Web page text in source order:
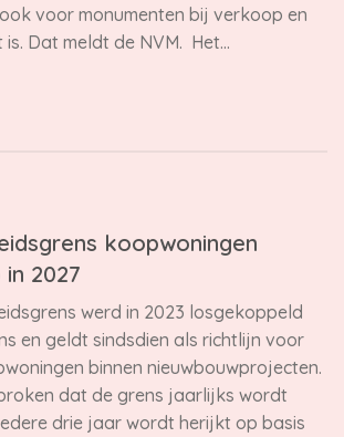
voor monumenten bij verkoop en
Dat meldt de NVM. Het…
koopwoningen
2027
werd in 2023 losgekoppeld
en geldt sindsdien als richtlijn voor
binnen nieuwbouwprojecten.
dat de grens jaarlijks wordt
drie jaar wordt herijkt op basis